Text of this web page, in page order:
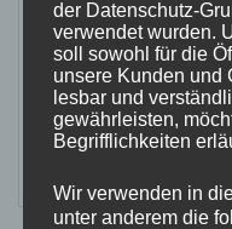
der Datenschutz-
verwendet wurden.
soll sowohl für die
unsere Kunden und
lesbar und
gewährleisten,
Begrifflichkeiten
Wir verwenden in
unter anderem die